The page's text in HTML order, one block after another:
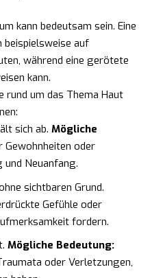
kann bedeutsam sein. Eine
beispielsweise auf
während eine gerötete
kann.
rund um das Thema Haut
sich ab. Mögliche
Gewohnheiten oder
und Neuanfang.
sichtbaren Grund.
Gefühle oder
fordern.
Mögliche Bedeutung:
oder Verletzungen,